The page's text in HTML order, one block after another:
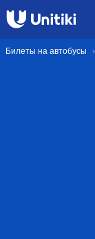
Билеты на автобусы